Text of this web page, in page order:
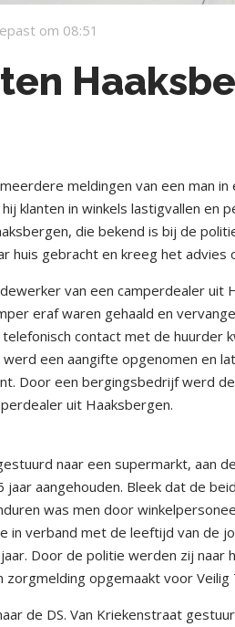
om 08:51
meldingen van een man
klanten in winkels lastigvallen en
die bekend is bij de
huis gebracht en kreeg het advies
van een camperdealer uit
eraf waren gehaald en
contact met de huurder
een aangifte opgenomen en
Door een bergingsbedrijf werd
uit Haaksbergen.
naar een supermarkt, aan
aangehouden. Bleek dat de
was men door
in verband met de leeftijd van de
Door de politie werden zij naar
opgemaakt voor Veilig
de DS. Van Kriekenstraat